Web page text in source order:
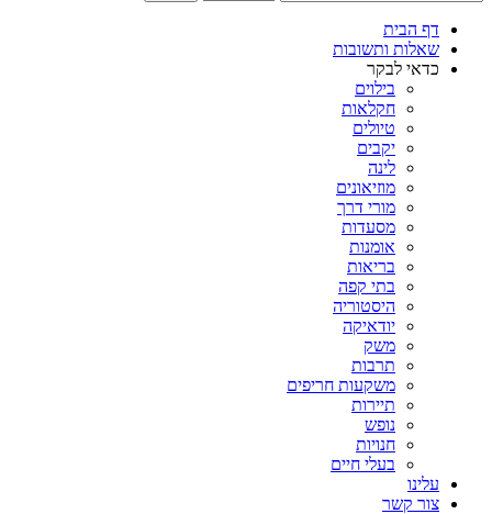
דף הבית
שאלות ותשובות
כדאי לבקר
בילוים
חקלאות
טיולים
יקבים
לינה
מוזיאונים
מורי דרך
מסעדות
אומנות
בריאות
בתי קפה
היסטוריה
יודאיקה
משק
תרבות
משקעות חריפים
תיירות
נופש
חנויות
בעלי חיים
עלינו
צור קשר